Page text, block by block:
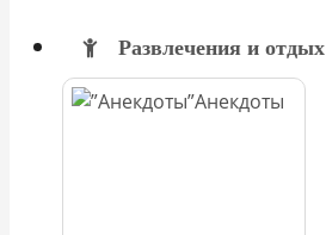
Развлечения и отдых
Анекдоты